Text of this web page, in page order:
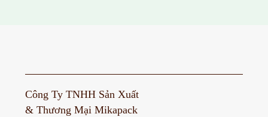
Công Ty TNHH Sản Xuất
& Thương Mại Mikapack